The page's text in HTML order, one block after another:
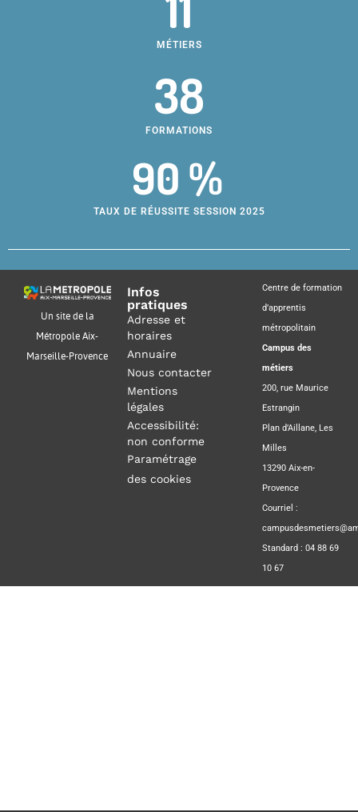
MÉTIERS
38
FORMATIONS
90 %
TAUX DE RÉUSSITE SESSION 2025
Un site de la
Métropole Aix-
Marseille-Provence
Infos
pratiques
Adresse et
horaires
Annuaire
Nous contacter
Mentions
légales
Accessibilité:
non conforme
Paramétrage
des cookies
Centre de formation
d’apprentis
métropolitain
Campus des
métiers
200, rue Maurice
Estrangin
Plan d’Aillane, Les
Milles
13290 Aix-en-
Provence
Courriel :
Standard : 04 88 69
10 67